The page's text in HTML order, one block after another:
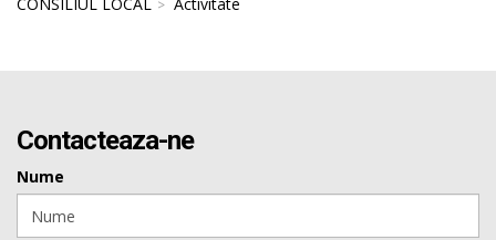
Contacteaza-ne
Nume